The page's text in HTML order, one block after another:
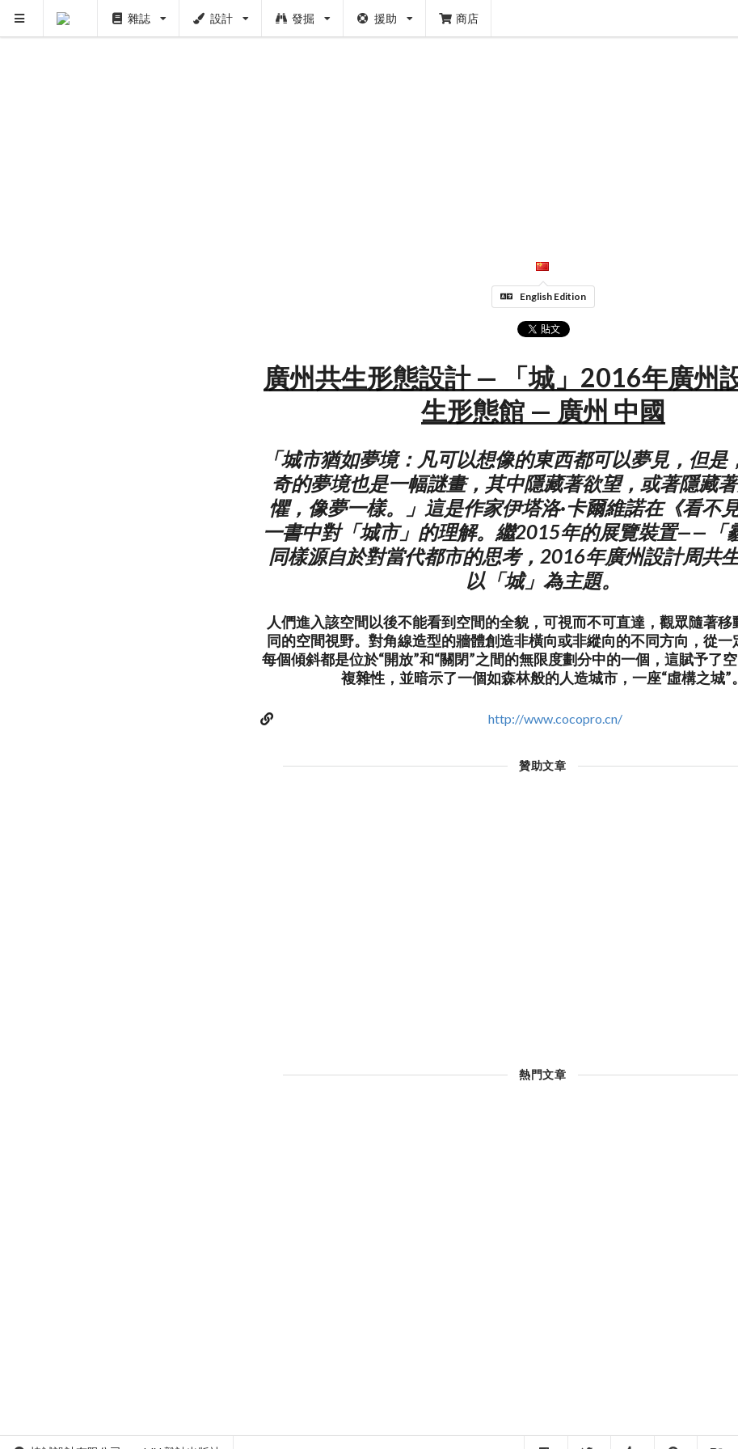
雜誌 設計 發掘 援助 商店
English Edition
廣州共生形態設計 — 「城」2016年廣州
生形態館 — 廣州 中國
「城市猶如夢境：凡可以想像的東西都可以夢見，但是
奇的夢境也是一幅謎畫，其中隱藏著欲望，或著隱藏
懼，像夢一樣。」這是作家伊塔洛·卡爾維諾在《看不
一書中對「城市」的理解。繼2015年的展覽裝置——「
同樣源自於對當代都市的思考，2016年廣州設計周共
以「城」為主題。
人們進入該空間以後不能看到空間的全貌，可視而不可直達，觀眾隨著移
同的空間視野。對角線造型的牆體創造非橫向或非縱向的不同方向，從一
每個傾斜都是位於“開放”和“關閉”之間的無限度劃分中的一個，這賦予了
複雜性，並暗示了一個如森林般的人造城市，一座“虛構之城”。
http://www.cocopro.cn/
贊助文章
熱門文章